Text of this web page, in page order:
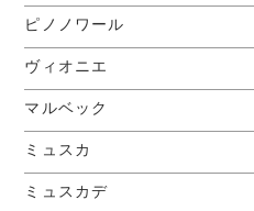
ピノノワール
ヴィオニエ
マルベック
ミュスカ
ミュスカデ